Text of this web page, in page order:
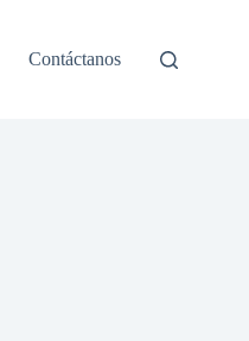
Contáctanos